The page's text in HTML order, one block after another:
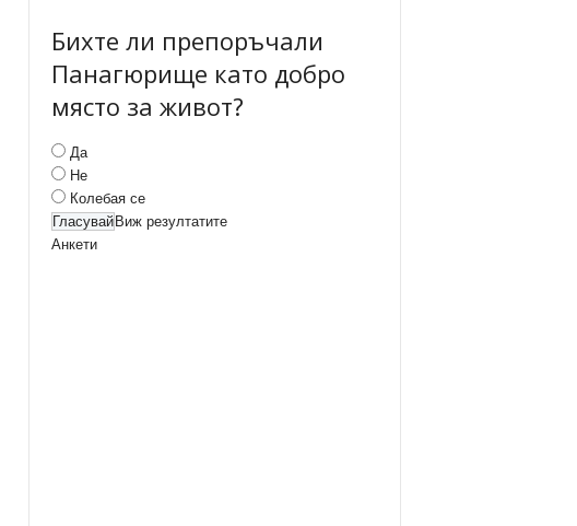
Бихте ли препоръчали
Панагюрище като добро
място за живот?
Да
Не
Колебая се
Виж резултатите
Анкети